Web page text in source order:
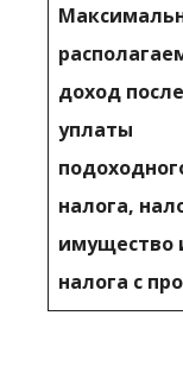
доход после
уплаты
налога,
имущество
налога с